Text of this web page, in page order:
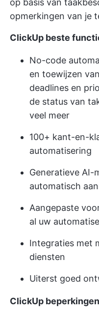
op basis van
opmerkingen van je
ClickUp beste
No-code
en toewijzen
deadlines en
de status van
veel meer
100+ kant-en-
automatisering
Generatieve AI-
automatisch
Aangepaste
al uw
Integraties met
diensten
Uiterst goed
ClickUp beperkingen